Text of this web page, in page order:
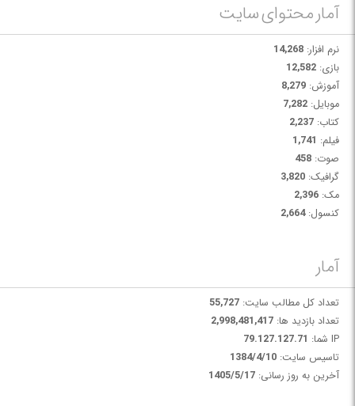
آمار محتوای سایت
نرم افزار: 14,268
بازی: 12,582
آموزش: 8,279
موبایل: 7,282
کتاب: 2,237
فیلم: 1,741
صوت: 458
گرافیک: 3,820
مک: 2,396
کنسول:2,664
آمار
تعداد کل مطالب سایت: 55,727
تعداد بازدید ها: 2,998,481,417
IP شما:
79.127.127.71
تاسیس سایت: 1384/4/10
آخرین به روز رسانی: 1405/5/17